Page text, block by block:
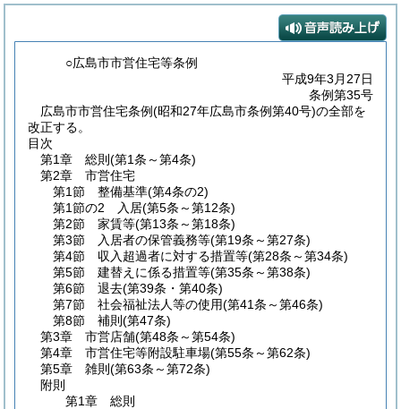
○広島市市営住宅等条例
平成9年3月27日
条例第35号
広島市市営住宅条例(昭和27年広島市条例第40号)の全部を
改正する。
目次
第1章
総則 (第1条～第4条)
第2章
市営住宅
第1節
整備基準(第4条の2)
第1節の2
入居(第5条～第12条)
第2節
家賃等(第13条～第18条)
第3節
入居者の保管義務等(第19条～第27条)
第4節
収入超過者に対する措置等(第28条～第34条)
第5節
建替えに係る措置等(第35条～第38条)
第6節
退去(第39条・第40条)
第7節
社会福祉法人等の使用(第41条～第46条)
第8節
補則 (第47条)
第3章
市営店舗(第48条～第54条)
第4章
市営住宅等附設駐車場(第55条～第62条)
第5章
雑則 (第63条～第72条)
附則
第1章
総則